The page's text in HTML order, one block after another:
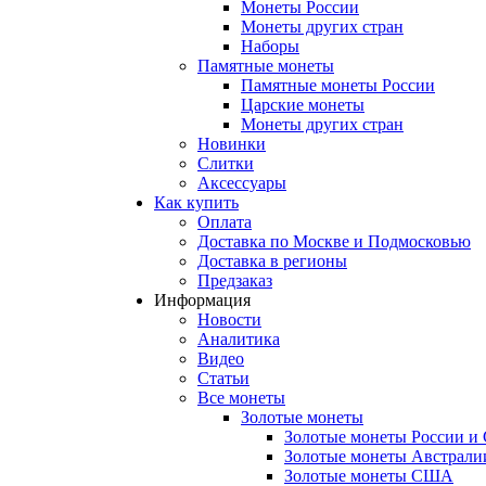
Монеты России
Монеты других стран
Наборы
Памятные монеты
Памятные монеты России
Царские монеты
Монеты других стран
Новинки
Слитки
Аксессуары
Как купить
Оплата
Доставка по Москве и Подмосковью
Доставка в регионы
Предзаказ
Информация
Новости
Аналитика
Видео
Статьи
Все монеты
Золотые монеты
Золотые монеты России
Золотые монеты
Золотые монеты США